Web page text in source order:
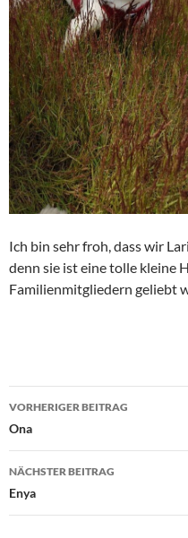
Ich bin sehr froh, dass wir
denn sie ist eine tolle kleine
Familienmitgliedern geliebt
VORHERIGER BEITRAG
Ona
NÄCHSTER BEITRAG
Enya